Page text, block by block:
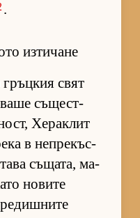
.
изтичане
свят
съ­щес­т­
Хе­рак­лит
в неп­ре­къс­
съ­ща­та, ма­
но­вите